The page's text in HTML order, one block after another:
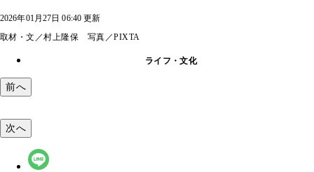
2026年01月27日 06:40 更新
取材・文／村上隆保 写真／PIXTA
ライフ・文化
前へ
次へ